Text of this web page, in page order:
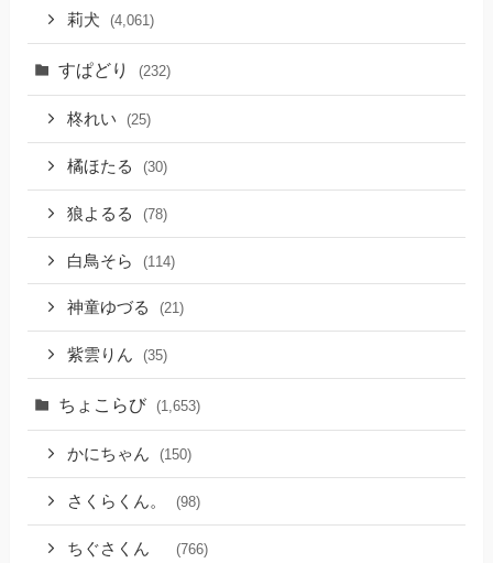
莉犬 (4,061)
すぱどり (232)
柊れい (25)
橘ほたる (30)
狼よるる (78)
白鳥そら (114)
神童ゆづる (21)
紫雲りん (35)
ちょこらび (1,653)
かにちゃん (150)
さくらくん。 (98)
ちぐさくん (766)